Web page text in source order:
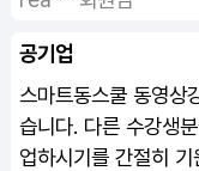
공기업
스마트동스쿨 동영상
습니다. 다른 수강생
업하시기를 간절히